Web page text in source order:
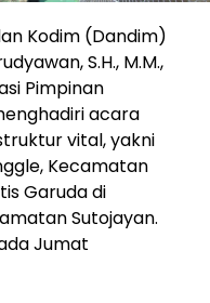
Kodim (Dandim)
S.H., M.M.,
Pimpinan
acara
vital, yakni
Kecamatan
Garuda di
Sutojayan.
Jumat